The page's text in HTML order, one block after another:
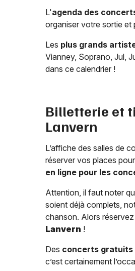
L'agenda des
organiser votre sortie et
Les plus grands
Vianney, Soprano, Jul,
dans ce calendrier !
Billetterie et
Lanvern
L’affiche des salles de
réserver vos places
en ligne pour les
Attention, il faut noter
soient déjà complets,
chanson. Alors
Lanvern !
Des concerts gratuits
c’est certainement